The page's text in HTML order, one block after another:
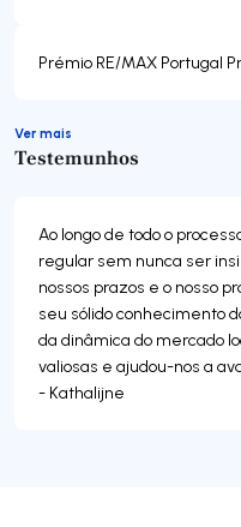
Prémio RE/MAX Portugal
Ver mais
Testemunhos
Ao longo de todo o
regular sem nunca ser
nossos prazos e o nosso
seu sólido conhecimento
da dinâmica do mercado
valiosas e ajudou-nos a
- Kathalijne